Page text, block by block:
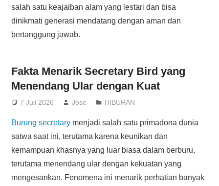
salah satu keajaiban alam yang lestari dan bisa
dinikmati generasi mendatang dengan aman dan
bertanggung jawab.
Fakta Menarik Secretary Bird yang
Menendang Ular dengan Kuat
7 Juli 2026 Jose HIBURAN
Burung secretarymenjadi salah satu primadona dunia
satwa saat ini, terutama karena keunikan dan
kemampuan khasnya yang luar biasa dalam berburu,
terutama menendang ular dengan kekuatan yang
mengesankan. Fenomena ini menarik perhatian banyak